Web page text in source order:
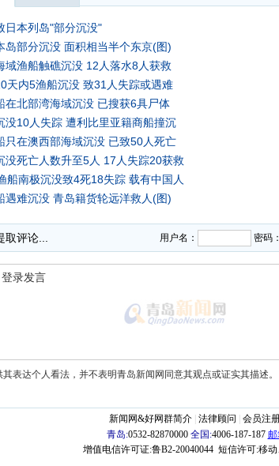
日本列岛"部分沉没"
岛部分沉没 面积相当半个东京(图)
域渔船触礁沉没 12人落水8人获救
天内5渔船沉没 致31人失踪或遇难
在北部湾海域沉没 已搜获6具尸体
没10人失踪 遭利比里亚籍商船撞沉
只在澳西部海域沉没 已致50人死亡
没死亡人数升至5人 17人失踪20获救
船南极沉没致4死18失踪 载有中国人
遇难沉没 青岛籍货轮远洋救人(图)
取评论... 用户名： 密码：
其表达个人看法，并不表明青岛新闻网同意其观点或证实其描述。